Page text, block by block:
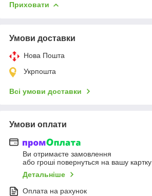
Приховати
Умови доставки
Нова Пошта
Укрпошта
Всі умови доставки
Умови оплати
Ви отримаєте замовлення
або гроші повернуться на вашу картку
Детальніше
Оплата на рахунок